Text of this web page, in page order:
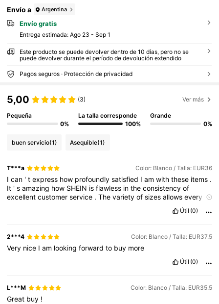
Envío a Argentina
Envío gratis
Entrega estimada: Ago 23 - Sep 1
Este producto se puede devolver dentro de 10 días, pero no se
puede devolver durante el período de devolución extendido
Pagos seguros · Protección de privacidad
5,00 (3) Ver más
Pequeña
0%
La talla corresponde
100%
Grande
0%
buen servicio(1) Asequible(1)
T***a Color: Blanco / Talla: EUR36
Ican 'texpress how profoundlysatisfied Iamwiththese items .
It 'samazing how SHEIN isflawless intheconsistencyof
excellentcustomerservice .Thevarietyofsizesallowsevery
affordable
qualityand
accurateinsizechart.Itfitsmycurvyfigureperfectly,and
makesme lookslimmer
clothes Ibuynowadays howtomake womenlook
their best!
Útil (0)
2***4 Color: Blanco / Talla: EUR37.5
Very nice Iam lookingforwardto buy more
Útil (0)
L***M Color: Blanco / Talla: EUR35.5
Great buy !